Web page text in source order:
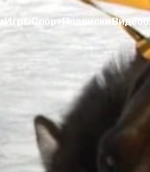
Игры СпортПодписки